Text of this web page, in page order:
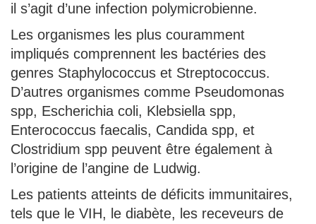
il s’agit d’une infection polymicrobienne.
Les organismes les plus couramment
impliqués comprennent les bactéries des
genres Staphylococcus et Streptococcus.
D’autres organismes comme Pseudomonas
spp, Escherichia coli, Klebsiella spp,
Enterococcus faecalis, Candida spp, et
Clostridium spp peuvent être également à
l’origine de l’angine de Ludwig.
Les patients atteints de déficits immunitaires,
tels que le VIH, le diabète, les receveurs de